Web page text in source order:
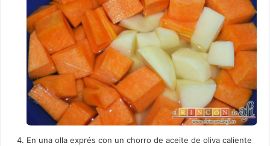
En una olla exprés con un chorro de aceite de oliva caliente